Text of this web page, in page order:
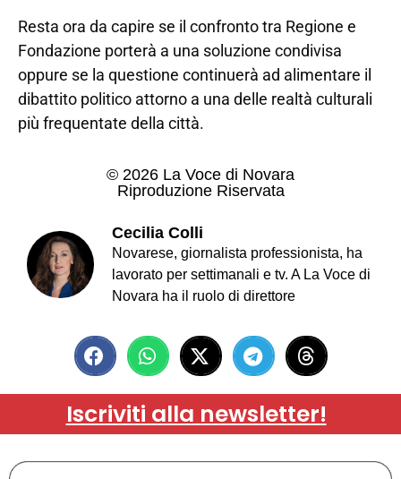
Resta ora da capire se il confronto tra Regione e
Fondazione porterà a una soluzione condivisa
oppure se la questione continuerà ad alimentare il
dibattito politico attorno a una delle realtà culturali
più frequentate della città.
© 2026 La Voce di Novara
Riproduzione Riservata
Cecilia Colli
Novarese, giornalista professionista, ha
lavorato per settimanali e tv. A La Voce di
Novara ha il ruolo di direttore
Iscriviti alla newsletter!